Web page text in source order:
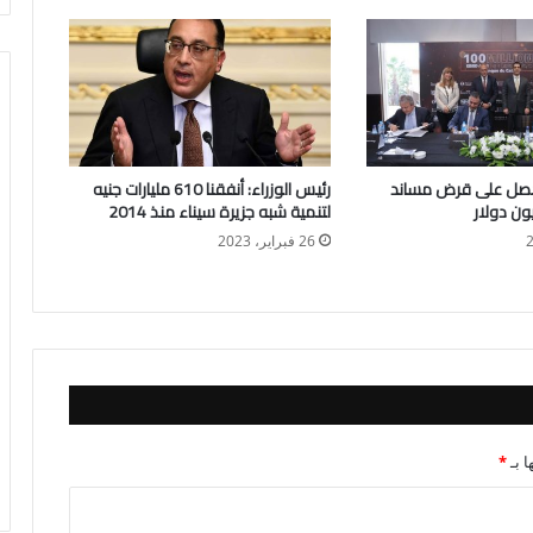
على قرض مساند رئيس الوزراء: أنفقنا 610 مليارات جنيه
لتنمية شبه جزيرة سيناء منذ 2014
26 فبراير، 2023
بـ*